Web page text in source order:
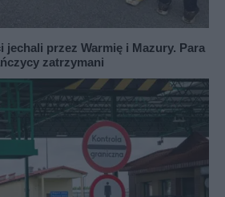
jechali przez Warmię i Mazury. Para
zatrzymani